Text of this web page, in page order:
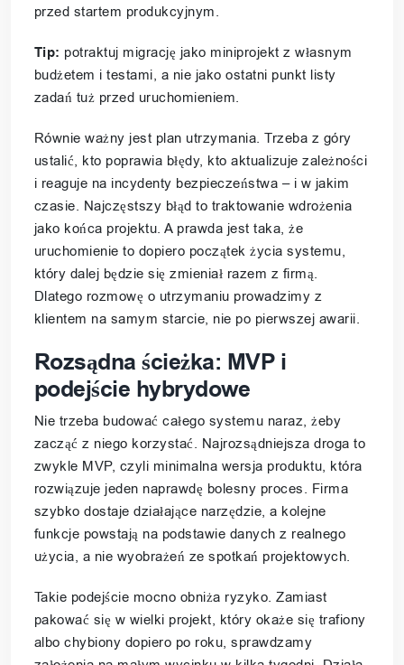
przed startem produkcyjnym.
Tip: potraktuj migrację jako miniprojekt z własnym
budżetem i testami, a nie jako ostatni punkt listy
zadań tuż przed uruchomieniem.
Równie ważny jest plan utrzymania. Trzeba z góry
ustalić, kto poprawia błędy, kto aktualizuje zależności
i reaguje na incydenty bezpieczeństwa – i w jakim
czasie. Najczęstszy błąd to traktowanie wdrożenia
jako końca projektu. A prawda jest taka, że
uruchomienie to dopiero początek życia systemu,
który dalej będzie się zmieniał razem z firmą.
Dlatego rozmowę o utrzymaniu prowadzimy z
klientem na samym starcie, nie po pierwszej awarii.
Rozsądna ścieżka: MVP i
podejście hybrydowe
Nie trzeba budować całego systemu naraz, żeby
zacząć z niego korzystać. Najrozsądniejsza droga to
zwykle MVP, czyli minimalna wersja produktu, która
rozwiązuje jeden naprawdę bolesny proces. Firma
szybko dostaje działające narzędzie, a kolejne
funkcje powstają na podstawie danych z realnego
użycia, a nie wyobrażeń ze spotkań projektowych.
Takie podejście mocno obniża ryzyko. Zamiast
pakować się w wielki projekt, który okaże się trafiony
albo chybiony dopiero po roku, sprawdzamy